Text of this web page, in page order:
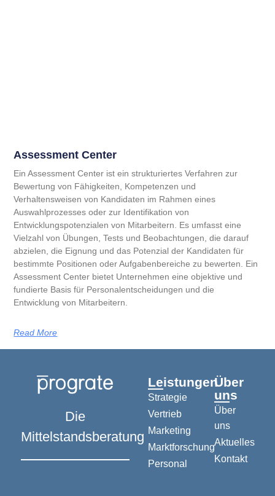
Assessment Center
Ein Assessment Center ist ein strukturiertes Verfahren zur
Bewertung von Fähigkeiten, Kompetenzen und
Verhaltensweisen von Kandidaten im Rahmen eines
Auswahlprozesses oder zur Identifikation von
Entwicklungspotenzialen von Mitarbeitern. Es umfasst eine
Vielzahl von Übungen, Tests und Beobachtungen, die darauf
abzielen, die Eignung und das Potenzial der Kandidaten für
bestimmte Positionen oder Aufgabenbereiche zu bewerten. Ein
Assessment Center bietet Unternehmen eine objektive und
fundierte Basis für Personalentscheidungen und die
Entwicklung von Mitarbeitern.
Read More
Die
Mittelstandsberatung
Leistungen
Strategie
Vertrieb
Marketing
Marktforschung
Personal
Über
uns
Über
uns
Aktuelles
Kontakt